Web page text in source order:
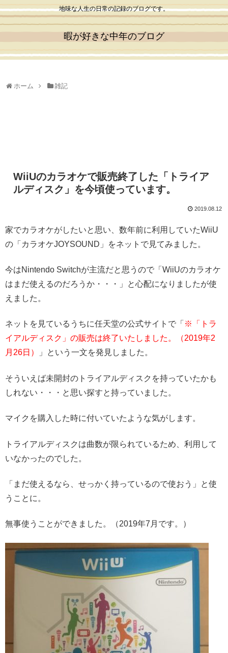
地味な人生の日常の記録のブログです。
暇が好きな中年のブログ
ホーム 雑記
WiiUのカラオケで販売終了した「トライア
ルディスク」を今頃使っています。
2019.08.12
家でカラオケがしたいと思い、数年前に利用していたWiiU
の「カラオケJOYSOUND」をネットで見てみました。
今はNintendo Switchが主流だと思うので「WiiUのカラオケ
はまだ使えるのだろうか・・・」と心配になりましたが使
えました。
ネットを見ているうちに任天堂の公式サイトで「 ※「トラ
イアルディスク」の販売は終了いたしました。（2019年2
月26日）
」という一文を発見しました。
そういえば未開封のトライアルディスクを持っていたかも
しれない・・・と思い探すと持っていました。
マイクを購入した時に付いていたような気がします。
トライアルディスクは曲数が限られているため、利用して
いなかったのでした。
「まだ使えるなら、せっかく持っているので使おう」と使
うことに。
無事使うことができました。（2019年7月です。）